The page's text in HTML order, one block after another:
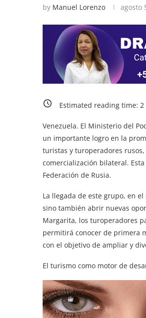
by Manuel Lorenzo agosto
Estimated reading time: 2
Venezuela. El Ministerio del
un importante logro en la
turistas y turoperadores
comercialización bilateral.
Federación de Rusia.
La llegada de este grupo, en
sino también abrir nuevas
Margarita, los turoperadores
permitirá conocer de primera
con el objetivo de ampliar y
El turismo como motor de